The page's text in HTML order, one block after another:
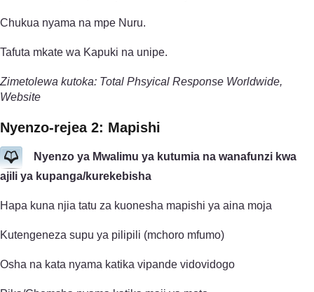
Chukua nyama na mpe Nuru.
Tafuta mkate wa Kapuki na unipe.
Zimetolewa kutoka: Total Phsyical Response Worldwide,
Website
Nyenzo-rejea 2: Mapishi
Nyenzo ya Mwalimu ya kutumia na wanafunzi kwa
ajili ya kupanga/kurekebisha
Hapa kuna njia tatu za kuonesha mapishi ya aina moja
Kutengeneza supu ya pilipili (mchoro mfumo)
Osha na kata nyama katika vipande vidovidogo